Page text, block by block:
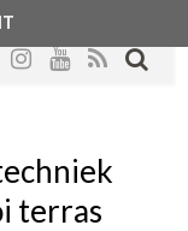
terras